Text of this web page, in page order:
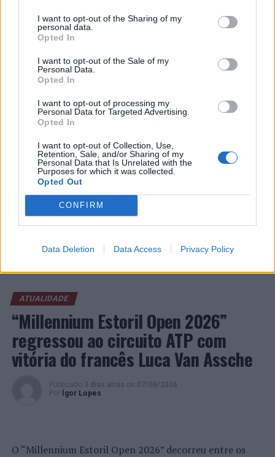
I want to opt-out of the Sharing of my
personal data.
Opted In
I want to opt-out of the Sale of my
Personal Data.
Opted In
I want to opt-out of processing my
Personal Data for Targeted Advertising.
Opted In
I want to opt-out of Collection, Use,
Retention, Sale, and/or Sharing of my
Personal Data that Is Unrelated with the
Purposes for which it was collected.
Opted Out
CONFIRM
Data Deletion Data Access Privacy Policy
Segundo o neurocientista português Fabiano de Abreu
Agrela Rodrigues, a cultura digital pode reduzir o uso de
capacidades cognitivas que favoreceram a evolução
humana, como a criatividade e a concentração
prolongada. Essa redução pode ocorrer antes que
qualquer alteração genética aconteça.
De acordo com o especialista, o cérebro humano evoluiu
em um ambiente de escassez de estímulos, mas hoje
enfrenta notificações constantes, excesso de
informações e mudanças frequentes de atenção. Para
ele, essa diferença impõe uma carga elevada ao córtex
pré-frontal, responsável pelo planejamento e controle
executivo.
O pesquisador afirma que plataformas digitais também
cérebro, favorecendo a fadiga mental, a dificuldade de
manter a atenção e a procrastinação. Na sua visão,
tarefas inacabadas permanecem ativas na memória e
aumentam a sensação de sobrecarga, enquanto o stress
prolongado pode elevar os níveis de cortisol e
prejudicar o desempenho cognitivo.
evidências de que o ambiente digital provoque mudanças
resposta às experiências.
CONTINUAR A LER
ATUALIDADE
“Millennium Estoril Open 2026”
regressou ao circuito ATP com
vitória do francês Luca Van Assche
Publicado 3 dias atrás on 07/08/2026
Por
Ígor Lopes
O “Millennium Estoril Open 2026” decorreu entre os